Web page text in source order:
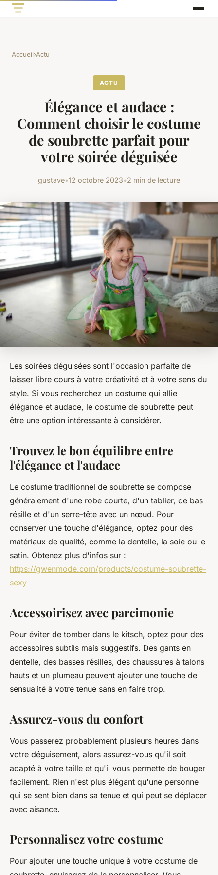
Accueil›Actu
ACTU
Élégance et audace :
Comment choisir le costume
de soubrette parfait pour
votre soirée déguisée
gustave•12 octobre 2023•2 min de lecture
Les soirées déguisées sont l'occasion parfaite de
laisser libre cours à votre créativité et à votre sens du
style. Si vous recherchez un costume qui allie
élégance et audace, le costume de soubrette peut
être une option intéressante à considérer.
Trouvez le bon équilibre entre
l'élégance et l'audace
Le costume traditionnel de soubrette se compose
généralement d'une robe courte, d'un tablier, de bas
résille et d'un serre-tête avec un nœud. Pour
conserver une touche d'élégance, optez pour des
matériaux de qualité, comme la dentelle, la soie ou le
satin. Obtenez plus d'infos sur :
https://gwenmode.com/products/costume-soubrette-
sexy
Accessoirisez avec parcimonie
Pour éviter de tomber dans le kitsch, optez pour des
accessoires subtils mais suggestifs. Des gants en
dentelle, des basses résilles, des chaussures à talons
hauts et un plumeau peuvent ajouter une touche de
sensualité à votre tenue sans en faire trop.
Assurez-vous du confort
Vous passerez probablement plusieurs heures dans
votre déguisement, alors assurez-vous qu'il soit
adapté à votre taille et qu'il vous permette de bouger
facilement. Rien n'est plus élégant qu'une personne
qui se sent bien dans sa tenue et qui peut se déplacer
avec aisance.
Personnalisez votre costume
Pour ajouter une touche unique à votre costume de